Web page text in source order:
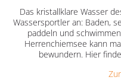
Das kristallklare Wasser
Wassersportler an: Baden,
paddeln und
Herrenchiemsee kann
bewundern. Hier